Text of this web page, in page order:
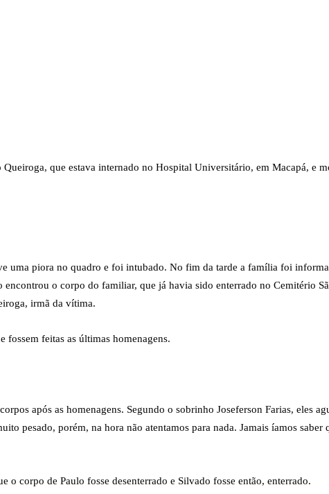
que estava internado no Hospital Universitário, em Macapá, e
uma piora no quadro e foi intubado. No fim da tarde a família foi
o corpo do familiar, que já havia sido enterrado no Cemitério
irmã da vítima.
fossem feitas as últimas homenagens.
após as homenagens. Segundo o sobrinho Joseferson Farias, eles
pesado, porém, na hora não atentamos para nada. Jamais íamos
corpo de Paulo fosse desenterrado e Silvado fosse então, enterrado.